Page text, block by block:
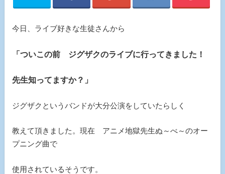
今日、ライブ好きな生徒さんから
「ついこの前 ジグザクのライブに行ってきました！
先生知ってますか？」
ジグザクというバンドが大分公演をしていたらしく
教えて頂きました。現在 アニメ地獄先生ぬ～べ～のオー
プニング曲で
使用されているそうです。